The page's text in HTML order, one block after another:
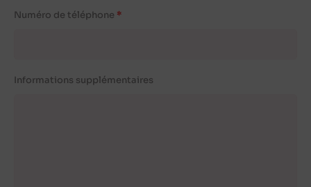
Numéro de téléphone
Informations supplémentaires